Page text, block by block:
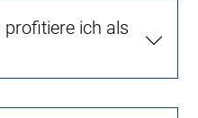
profitiere ich als